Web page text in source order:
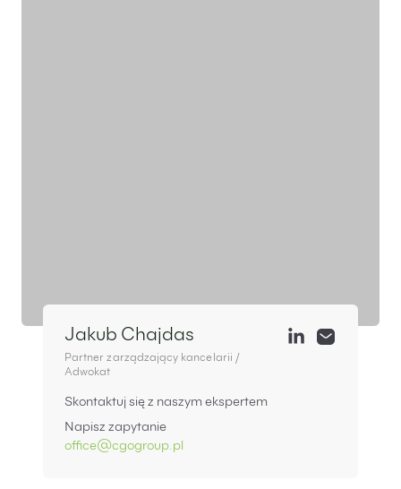
Jakub Chajdas
Partner zarządzający kancelarii /
Adwokat
Skontaktuj się z naszym ekspertem
Napisz zapytanie
office@cgogroup.pl